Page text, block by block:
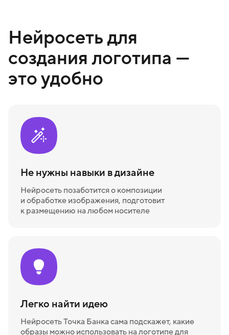
Нейросеть для
создания логотипа —
это удобно
Не нужны навыки в дизайне
Нейросеть позаботится о композиции
и обработке изображения, подготовит
к размещению на любом носителе
Легко найти идею
Нейросеть Точка Банка сама подскажет, какие
образы можно использовать на логотипе для